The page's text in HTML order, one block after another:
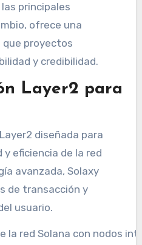
principales
ofrece una
que proyectos
y credibilidad.
Layer2 para
diseñada para
eficiencia de la red
avanzada, Solaxy
de transacción y
usuario.